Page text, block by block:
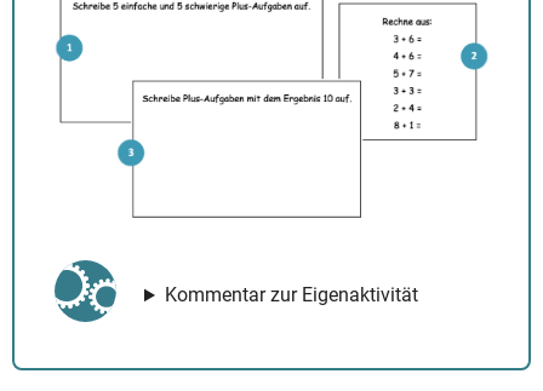
Kommentar zur Eigenaktivität